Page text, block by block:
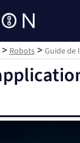
Robots> Guide de